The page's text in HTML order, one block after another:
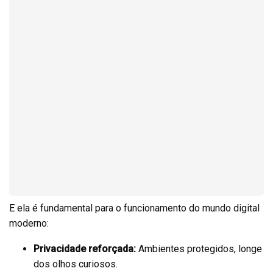
E ela é fundamental para o funcionamento do mundo digital
moderno:
Privacidade reforçada: Ambientes protegidos, longe
dos olhos curiosos.